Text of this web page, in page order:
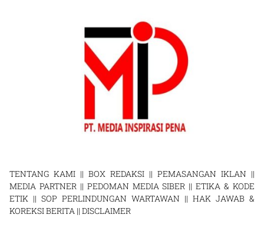
TENTANG KAMI || BOX REDAKSI || PEMASANGAN IKLAN ||
MEDIA PARTNER|| PEDOMAN MEDIA SIBER ||ETIKA & KODE
ETIK || SOP PERLINDUNGAN WARTAWAN || HAK JAWAB &
KOREKSI BERITA || DISCLAIMER